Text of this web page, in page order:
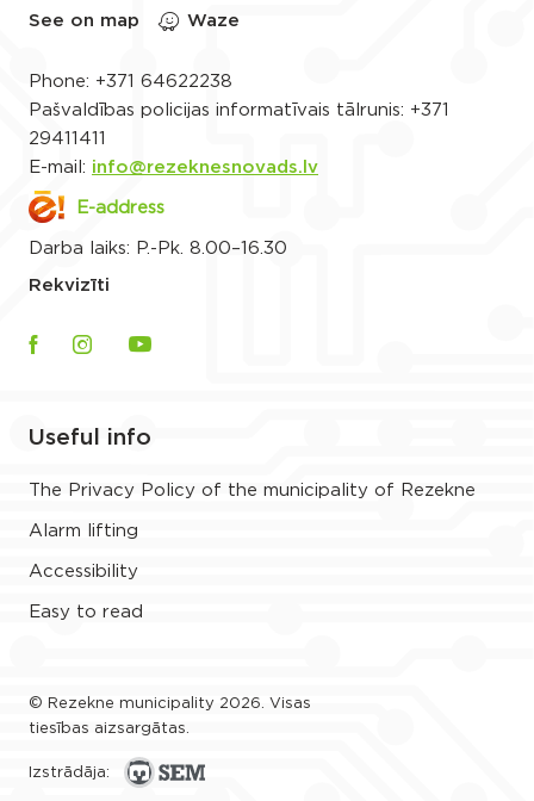
See on map
Waze
Phone: +371 64622238
Pašvaldības policijas informatīvais tālrunis: +371
29411411
E-mail: info@rezeknesnovads.lv
E-address
Darba laiks: P.-Pk. 8.00–16.30
Rekvizīti
Useful info
The Privacy Policy of the municipality of Rezekne
Alarm lifting
Accessibility
Easy to read
© Rezekne municipality 2026. Visas
tiesības aizsargātas.
Izstrādāja: